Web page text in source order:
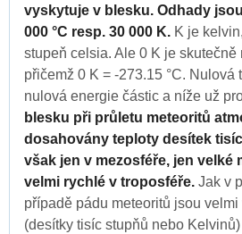
vyskytuje v blesku. Odhady
000 °C resp. 30 000 K. K je
stupeň celsia. Ale 0 K je skutečně
přičemž 0 K = -273.15 °C. Nulová
nulová energie částic a níže už
blesku při průletu meteoritů
dosahovány teploty desítek
však jen v mezosféře, jen velké
velmi rychlé v troposféře. Jak v
případě pádu meteoritů jsou
(desítky tisíc stupňů nebo